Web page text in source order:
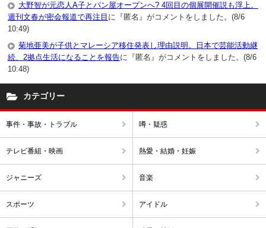
大野智が元恋人A子とパン屋オープンへ? 4回目の個展開催説も浮上。
週刊文春が密会報道で再注目 に『匿名』がコメントをしました。(8/6
10:49)
菊地亜美が子供とマレーシア移住発表し理由説明。日本で芸能活動継
続、2拠点生活になることを報告に『匿名』がコメントをしました。(8/6
10:48)
カテゴリー
事件・事故・トラブル 噂・疑惑
テレビ番組・映画 熱愛・結婚・妊娠
ジャニーズ 音楽
スポーツ アイドル